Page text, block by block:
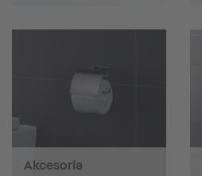
Akcesoria